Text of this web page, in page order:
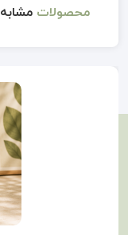
محصولات مشابه